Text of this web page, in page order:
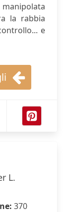
la rabbia
e
L.
370